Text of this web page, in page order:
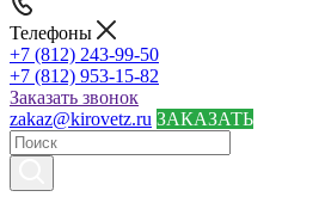
Телефоны
+7 (812) 243-99-50
+7 (812) 953-15-82
Заказать звонок
zakaz@kirovetz.ru ЗАКАЗАТЬ